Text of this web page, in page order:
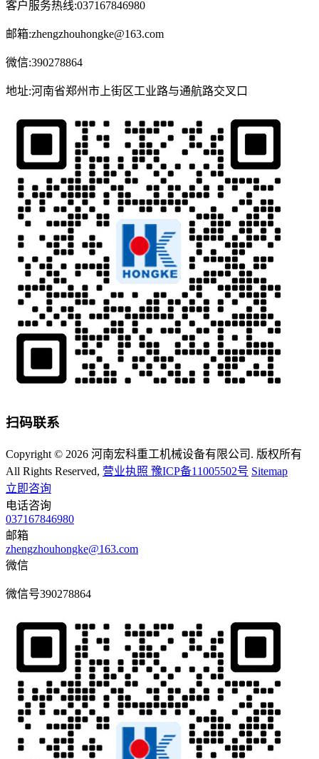
客户服务热线:037167846980
邮箱:zhengzhouhongke@163.com
微信:390278864
地址:河南省郑州市上街区工业路与通航路交叉口
扫码联系
Copyright © 2026 河南宏科重工机械设备有限公司. 版权所有
All Rights Reserved, 营业执照 豫ICP备11005502号 Sitemap
立即咨询
电话咨询
037167846980
邮箱
zhengzhouhongke@163.com
微信
微信号390278864